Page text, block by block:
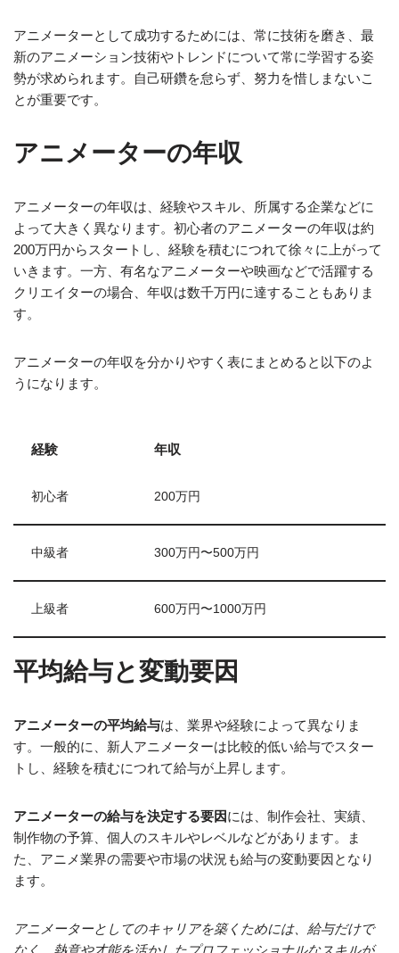
アニメーターとして成功するためには、常に技術を磨き、最
新のアニメーション技術やトレンドについて常に学習する姿
勢が求められます。自己研鑽を怠らず、努力を惜しまないこ
とが重要です。
アニメーターの年収
アニメーターの年収は、経験やスキル、所属する企業などに
よって大きく異なります。初心者のアニメーターの年収は約
200万円からスタートし、経験を積むにつれて徐々に上がって
いきます。一方、有名なアニメーターや映画などで活躍する
クリエイターの場合、年収は数千万円に達することもありま
す。
アニメーターの年収を分かりやすく表にまとめると以下のよ
うになります。
経験 年収
初心者 200万円
中級者 300万円〜500万円
上級者 600万円〜1000万円
平均給与と変動要因
アニメーターの平均給与は、業界や経験によって異なりま
す。一般的に、新人アニメーターは比較的低い給与でスター
トし、経験を積むにつれて給与が上昇します。
アニメーターの給与を決定する要因には、制作会社、実績、
制作物の予算、個人のスキルやレベルなどがあります。ま
た、アニメ業界の需要や市場の状況も給与の変動要因となり
ます。
アニメーターとしてのキャリアを築くためには、給与だけで
なく、熱意や才能を活かしたプロフェッショナルなスキルが